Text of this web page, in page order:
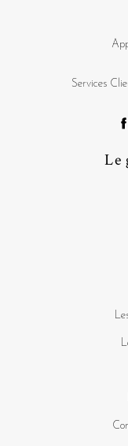
Services
Le